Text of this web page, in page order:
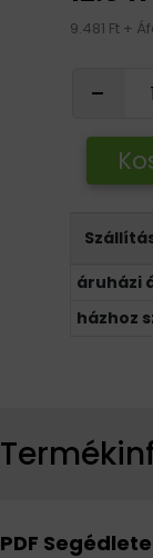
9.481 Ft +
-
áruházi
házhoz
PDF